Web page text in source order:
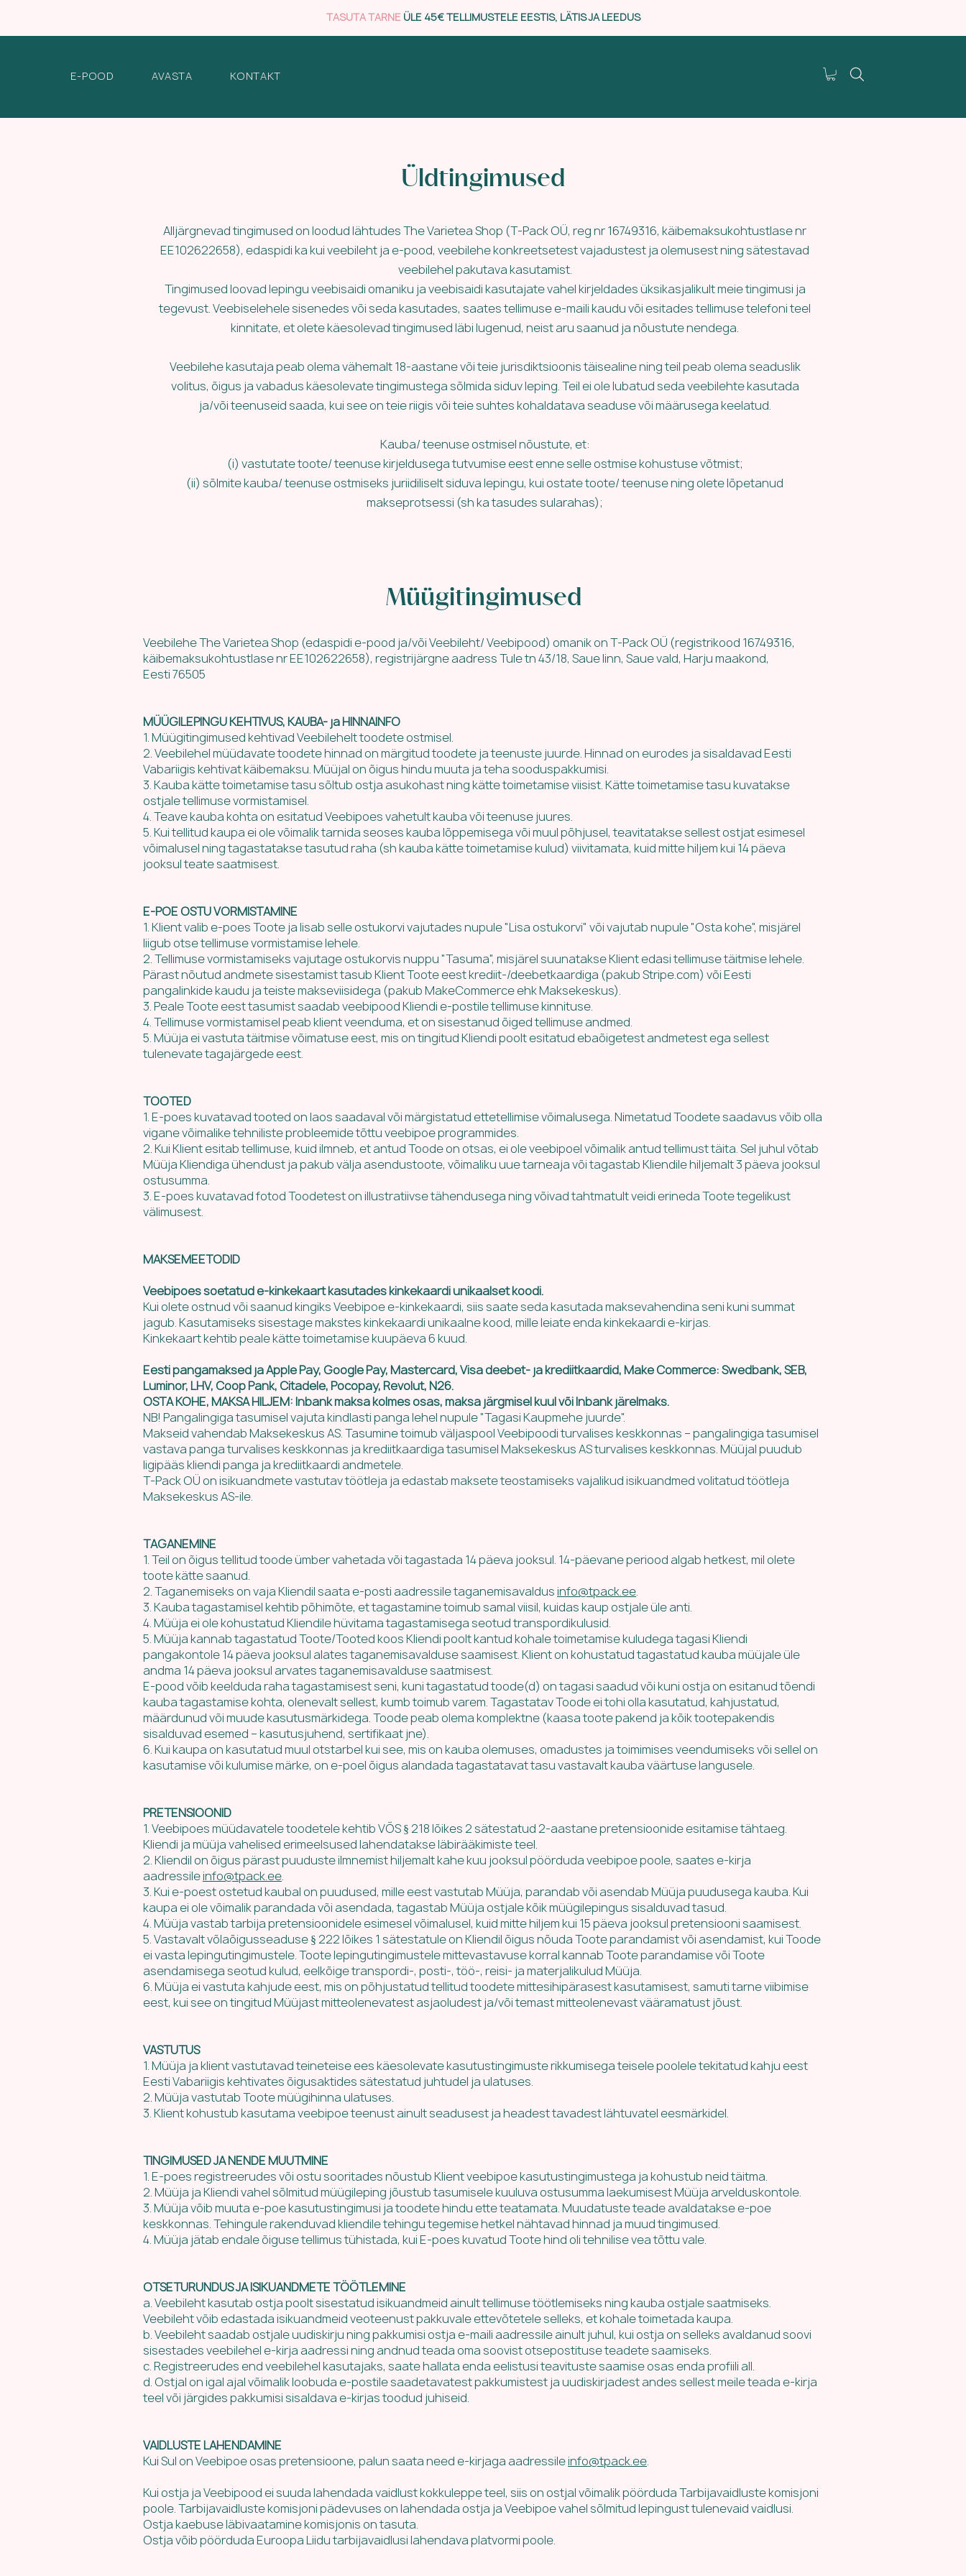
TASUTA TARNE ÜLE 45€ TELLIMUSTELE EESTIS, LÄTIS JA LEEDUS
E-POOD AVASTA KONTAKT
Üldtingimused
Alljärgnevad tingimused on loodud lähtudes The Varietea Shop (T-Pack OÜ, reg nr 16749316, käibemaksukohtustlase nr
EE102622658), edaspidi ka kui veebileht ja e-pood, veebilehe konkreetsetest vajadustest ja olemusest ning sätestavad
veebilehel pakutava kasutamist.
Tingimused loovad lepingu veebisaidi omaniku ja veebisaidi kasutajate vahel kirjeldades üksikasjalikult meie tingimusi ja
tegevust. Veebiselehele sisenedes või seda kasutades, saates tellimuse e-maili kaudu või esitades tellimuse telefoni teel
kinnitate, et olete käesolevad tingimused läbi lugenud, neist aru saanud ja nõustute nendega.​
Veebilehe kasutaja peab olema vähemalt 18-aastane või teie jurisdiktsioonis täisealine ning teil peab olema seaduslik
volitus, õigus ja vabadus käesolevate tingimustega sõlmida siduv leping. Teil ei ole lubatud seda veebilehte kasutada
ja/või teenuseid saada, kui see on teie riigis või teie suhtes kohaldatava seaduse või määrusega keelatud.
Kauba/ teenuse ostmisel nõustute, et:
(i) vastutate toote/ teenuse kirjeldusega tutvumise eest enne selle ostmise kohustuse võtmist;
(ii) sõlmite kauba/ teenuse ostmiseks juriidiliselt siduva lepingu, kui ostate toote/ teenuse ning olete lõpetanud
makseprotsessi (sh ka tasudes sularahas);
Müügitingimused
Veebilehe The Varietea Shop (edaspidi e-pood ja/või Veebileht/ Veebipood) omanik on T-Pack OÜ (registrikood 16749316,
käibemaksukohtustlase nr EE102622658), registrijärgne aadressTule tn 43/18, Saue linn, Saue vald, Harju maakond,
Eesti76505
MÜÜGILEPINGU KEHTIVUS, KAUBA- ja HINNAINFO
1. Müügitingimused kehtivad Veebilehelt toodete ostmisel.
2. Veebilehel müüdavate toodete hinnad on märgitud toodete ja teenuste juurde. Hinnad on eurodes ja sisaldavad Eesti
Vabariigis kehtivat käibemaksu. Müüjal on õigus hindu muuta ja teha sooduspakkumisi.
3. Kauba kätte toimetamise tasu sõltub ostja asukohast ning kätte toimetamise viisist. Kätte toimetamise tasu kuvatakse
ostjale tellimuse vormistamisel.
4. Teave kauba kohta on esitatud Veebipoes vahetult kauba või teenuse juures.
5. Kui tellitud kaupa ei ole võimalik tarnida seoses kauba lõppemisega või muul põhjusel, teavitatakse sellest ostjat esimesel
võimalusel ning tagastatakse tasutud raha (sh kauba kätte toimetamise kulud) viivitamata, kuid mitte hiljem kui 14 päeva
jooksul teate saatmisest.
E-POE OSTU VORMISTAMINE
1. Klient valib e-poes Toote ja lisab selle ostukorvi vajutades nupule "Lisa ostukorvi" või vajutab nupule "Osta kohe", misjärel
liigub otse tellimuse vormistamise lehele.
2. Tellimuse vormistamiseks vajutage ostukorvis nuppu "Tasuma", misjärel suunatakse Klient edasi tellimuse täitmise lehele.
Pärast nõutud andmete sisestamist tasub Klient Toote eest krediit-/deebetkaardiga (pakub Stripe.com) või Eesti
pangalinkide kaudu ja teiste makseviisidega (pakub MakeCommerce ehk Maksekeskus).
3. Peale Toote eest tasumist saadab veebipood Kliendi e-postile tellimuse kinnituse.
4. Tellimuse vormistamisel peab klient veenduma, et on sisestanud õiged tellimuse andmed.
5. Müüja ei vastuta täitmise võimatuse eest, mis on tingitud Kliendi poolt esitatud ebaõigetest andmetest ega sellest
tulenevate tagajärgede eest.
TOOTED
1. E-poes kuvatavad tooted on laos saadaval või märgistatud ettetellimise võimalusega. Nimetatud Toodete saadavus võib olla
vigane võimalike tehniliste probleemide tõttu veebipoe programmides.
2. Kui Klient esitab tellimuse, kuid ilmneb, et antud Toode on otsas, ei ole veebipoel võimalik antud tellimust täita. Sel juhul võtab
Müüja Kliendiga ühendust ja pakub välja asendustoote, võimaliku uue tarneaja või tagastab Kliendile hiljemalt 3 päeva jooksul
ostusumma.
3. E-poes kuvatavad fotod Toodetest on illustratiivse tähendusega ning võivad tahtmatult veidi erineda Toote tegelikust
välimusest.
MAKSEMEETODID
Veebipoes soetatud e-kinkekaart kasutades kinkekaardi unikaalset koodi.
Kui olete ostnud või saanud kingiks Veebipoe e-kinkekaardi, siis saate seda kasutada maksevahendina seni kuni summat
jagub. Kasutamiseks sisestage makstes kinkekaardi unikaalne kood, mille leiate enda kinkekaardi e-kirjas.
Kinkekaart kehtib peale kätte toimetamise kuupäeva 6 kuud.
Eesti pangamaksed ja Apple Pay, Google Pay, Mastercard, Visa deebet- ja krediitkaardid, Make Commerce: Swedbank, SEB,
Luminor, LHV, Coop Pank, Citadele, Pocopay, Revolut, N26.
OSTA KOHE, MAKSA HILJEM: Inbank maksa kolmes osas, maksa järgmisel kuul või Inbank järelmaks.
NB! Pangalingiga tasumisel vajuta kindlasti panga lehel nupule "Tagasi Kaupmehe juurde".
Makseid vahendab Maksekeskus AS. Tasumine toimub väljaspool Veebipoodi turvalises keskkonnas – pangalingiga tasumisel
vastava panga turvalises keskkonnas ja krediitkaardiga tasumisel Maksekeskus AS turvalises keskkonnas. Müüjal puudub
ligipääs kliendi panga ja krediitkaardi andmetele. ​
T-Pack OÜ on isikuandmete vastutav töötleja ja edastab maksete teostamiseks vajalikud isikuandmed volitatud töötleja
Maksekeskus AS-ile.​
TAGANEMINE
1. Teil on õigus tellitud toode ümber vahetada või tagastada 14 päeva jooksul. 14-päevane periood algab hetkest, mil olete
toote kätte saanud.
2. Taganemiseks on vaja Kliendil saata e-posti aadressile taganemisavaldusinfo@tpack.ee.
3. Kauba tagastamisel kehtib põhimõte, et tagastamine toimub samal viisil, kuidas kaup ostjale üle anti.
4. Müüja ei ole kohustatud Kliendile hüvitama tagastamisega seotud transpordikulusid.
5. Müüja kannab tagastatud Toote/Tooted koos Kliendi poolt kantud kohale toimetamise kuludega tagasi Kliendi
pangakontole 14 päeva jooksul alates taganemisavalduse saamisest. Klient on kohustatud tagastatud kauba müüjale üle
andma 14 päeva jooksul arvates taganemisavalduse saatmisest.
E-pood võib keelduda raha tagastamisest seni, kuni tagastatud toode(d) on tagasi saadud või kuni ostja on esitanud tõendi
kauba tagastamise kohta, olenevalt sellest, kumb toimub varem. Tagastatav Toode ei tohi olla kasutatud, kahjustatud,
määrdunud või muude kasutusmärkidega. Toode peab olema komplektne (kaasa toote pakend ja kõik tootepakendis
sisalduvad esemed – kasutusjuhend, sertifikaat jne).
6. Kui kaupa on kasutatud muul otstarbel kui see, mis on kauba olemuses, omadustes ja toimimises veendumiseks või sellel on
kasutamise või kulumise märke, on e-poel õigus alandada tagastatavat tasu vastavalt kauba väärtuse langusele.
PRETENSIOONID
1. Veebipoes müüdavatele toodetele kehtib VÕS § 218 lõikes 2 sätestatud 2-aastane pretensioonide esitamise tähtaeg.
Kliendi ja müüja vahelised erimeelsused lahendatakse läbirääkimiste teel.
2. Kliendil on õigus pärast puuduste ilmnemist hiljemalt kahe kuu jooksul pöörduda veebipoe poole, saates e-kirja
aadressileinfo@tpack.ee.
3. Kui e-poest ostetud kaubal on puudused, mille eest vastutab Müüja, parandab või asendab Müüja puudusega kauba. Kui
kaupa ei ole võimalik parandada või asendada, tagastab Müüja ostjale kõik müügilepingus sisalduvad tasud.
4. Müüja vastab tarbija pretensioonidele esimesel võimalusel, kuid mitte hiljem kui 15 päeva jooksul pretensiooni saamisest.
5. Vastavalt võlaõigusseaduse § 222 lõikes 1 sätestatule on Kliendil õigus nõuda Toote parandamist või asendamist, kui Toode
ei vasta lepingutingimustele. Toote lepingutingimustele mittevastavuse korral kannab Toote parandamise või Toote
asendamisega seotud kulud, eelkõige transpordi-, posti-, töö-, reisi- ja materjalikulud Müüja.
6. Müüja ei vastuta kahjude eest, mis on põhjustatud tellitud toodete mittesihipärasest kasutamisest, samuti tarne viibimise
eest, kui see on tingitud Müüjast mitteolenevatest asjaoludest ja/või temast mitteolenevast vääramatust jõust.
VASTUTUS
1. Müüja ja klient vastutavad teineteise ees käesolevate kasutustingimuste rikkumisega teisele poolele tekitatud kahju eest
Eesti Vabariigis kehtivates õigusaktides sätestatud juhtudel ja ulatuses.
2. Müüja vastutab Toote müügihinna ulatuses.
3. Klient kohustub kasutama veebipoe teenust ainult seadusest ja headest tavadest lähtuvatel eesmärkidel.
TINGIMUSED JA NENDE MUUTMINE
1. E-poes registreerudes või ostu sooritades nõustub Klient veebipoe kasutustingimustega ja kohustub neid täitma.
2. Müüja ja Kliendi vahel sõlmitud müügileping jõustub tasumisele kuuluva ostusumma laekumisest Müüja arvelduskontole.
3. Müüja võib muuta e-poe kasutustingimusi ja toodete hindu ette teatamata. Muudatuste teade avaldatakse e-poe
keskkonnas. Tehingule rakenduvad kliendile tehingu tegemise hetkel nähtavad hinnad ja muud tingimused.
4. Müüja jätab endale õiguse tellimus tühistada, kui E-poes kuvatud Toote hind oli tehnilise vea tõttu vale.
OTSETURUNDUS JA ISIKUANDMETE TÖÖTLEMINE
a. Veebileht kasutab ostja poolt sisestatud isikuandmeid ainult tellimuse töötlemiseks ning kauba ostjale saatmiseks.
Veebileht võib edastada isikuandmeid veoteenust pakkuvale ettevõtetele selleks, et kohale toimetada kaupa.
b. Veebileht saadab ostjale uudiskirju ning pakkumisi ostja e-maili aadressile ainult juhul, kui ostja on selleks avaldanud soovi
sisestades veebilehel e-kirja aadressi ning andnud teada oma soovist otsepostituse teadete saamiseks.
c. Registreerudes end veebilehel kasutajaks, saate hallata enda eelistusi teavituste saamise osas enda profiili all.
d. Ostjal on igal ajal võimalik loobuda e-postile saadetavatest pakkumistest ja uudiskirjadest andes sellest meile teada e-kirja
teel või järgides pakkumisi sisaldava e-kirjas toodud juhiseid.
VAIDLUSTE LAHENDAMINE
Kui Sul on Veebipoe osas pretensioone, palun saata need e-kirjaga aadressileinfo@tpack.ee.
Kui ostja ja Veebipood ei suuda lahendada vaidlust kokkuleppe teel, siis on ostjal võimalik pöörduda Tarbijavaidluste komisjoni
poole. Tarbijavaidluste komisjoni pädevuses on lahendada ostja ja Veebipoe vahel sõlmitud lepingust tulenevaid vaidlusi.
Ostja kaebuse läbivaatamine komisjonis on tasuta.
Ostja võib pöörduda Euroopa Liidu tarbijavaidlusi lahendava platvormi poole.